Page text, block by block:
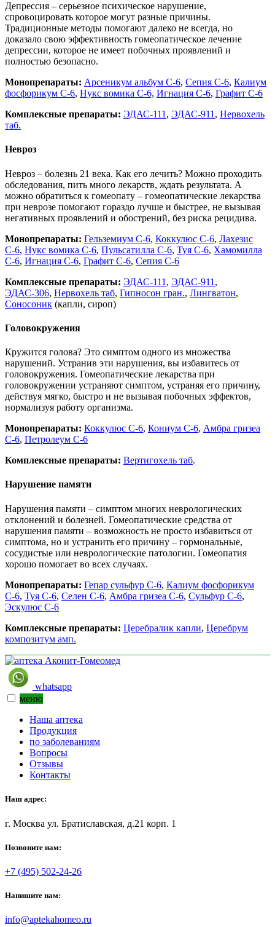
Депрессия – серьезное психическое нарушение,
спровоцировать которое могут разные причины.
Традиционные методы помогают далеко не всегда, но
доказало свою эффективность гомеопатическое лечение
депрессии, которое не имеет побочных проявлений и
полностью безопасно.
Монопрепараты: Арсеникум альбум С-6, Сепия С-6, Калиум
фосфорикум С-6, Нукс вомика С-6, Игнация С-6, Графит С-6
Комплексные препараты: ЭДАС-111 , ЭДАС-911 , Нервохель
таб.
Невроз
Невроз – болезнь 21 века. Как его лечить? Можно проходить
обследования, пить много лекарств, ждать результата. А
можно обратиться к гомеопату – гомеопатические лекарства
при неврозе помогают гораздо лучше и быстрее, не вызывая
негативных проявлений и обострений, без риска рецидива.
Монопрепараты: Гельземиум С-6, Коккулюс С-6, Лахезис
С-6, Нукс вомика С-6, Пульсатилла С-6, Туя С-6, Хамомилла
С-6, Игнация С-6, Графит С-6, Сепия С-6
Комплексные препараты: ЭДАС-111 , ЭДАС-911 ,
ЭДАС-306, Нервохель таб, Гипносон гран., Лингватон,
Соносоник (капли, сироп)
Головокружения
Кружится голова? Это симптом одного из множества
нарушений. Устранив эти нарушения, вы избавитесь от
головокружения. Гомеопатические лекарства при
головокружении устраняют симптом, устраняя его причину,
действуя мягко, быстро и не вызывая побочных эффектов,
нормализуя работу организма.
Монопрепараты: Коккулюс С-6, Кониум С-6, Амбра гризеа
С-6, Петролеум С-6
Комплексные препараты: Вертигохель таб.
Нарушение памяти
Нарушения памяти – симптом многих неврологических
отклонений и болезней. Гомеопатические средства от
нарушения памяти – возможность не просто избавиться от
симптома, но и устранить его причину – гормональные,
сосудистые или неврологические патологии. Гомеопатия
хорошо помогает во всех случаях.
Монопрепараты: Гепар сульфур С-6, Калиум фосфорикум
С-6, Туя С-6, Селен С-6, Амбра гризеа С-6, Сульфур С-6,
Эскулюс С-6
Комплексные препараты: Церебралик капли, Церебрум
композитум амп.
whatsapp
меню
Наша аптека
Продукция
по заболеваниям
Вопросы
Отзывы
Контакты
Наш адрес:
г. Москва ул. Братиславская, д.21 корп. 1
Позвоните нам:
+7 (495) 502-24-26
Напишите нам:
info@aptekahomeo.ru